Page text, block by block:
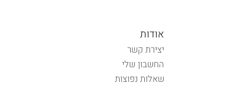
אודות
יצירת קשר
החשבון שלי
שאלות נפוצות